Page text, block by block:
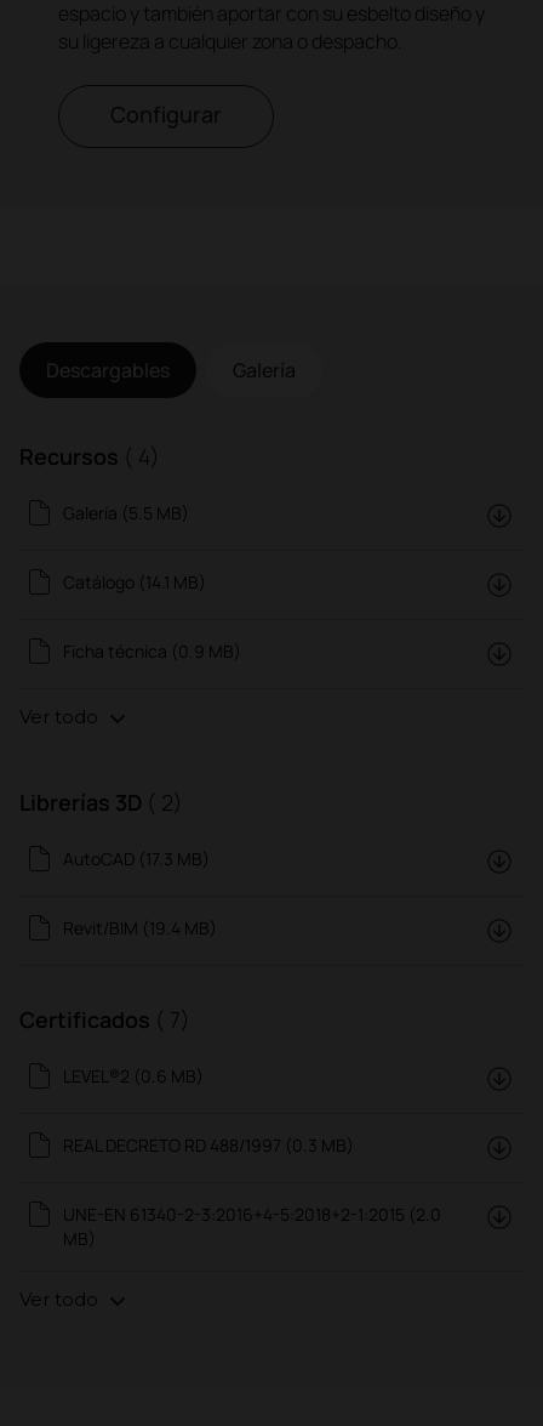
espacio y también aportar con su esbelto diseño y
su ligereza a cualquier zona o despacho.
Configurar
Descargables Galería
Recursos ( 4)
Galería (5.5 MB)
Catálogo (14.1 MB)
Ficha técnica (0.9 MB)
Ver todo
Librerías 3D ( 2)
AutoCAD (17.3 MB)
Revit/BIM (19.4 MB)
Certificados ( 7)
LEVEL®2 (0.6 MB)
REAL DECRETO RD 488/1997 (0.3 MB)
UNE-EN 61340-2-3:2016+4-5:2018+2-1:2015 (2.0
MB)
Ver todo